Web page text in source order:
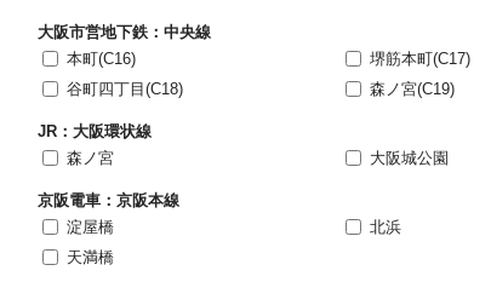
大阪市営地下鉄：中央線
本町(C16)
堺筋本町(C17)
谷町四丁目(C18)
森ノ宮(C19)
JR：大阪環状線
森ノ宮
大阪城公園
京阪電車：京阪本線
淀屋橋
北浜
天満橋